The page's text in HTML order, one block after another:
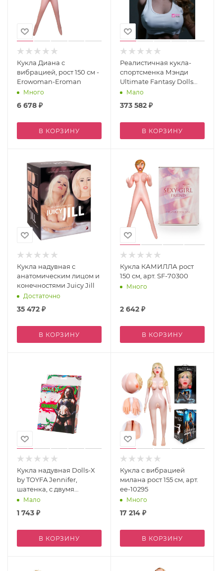
Кукла Диана с
вибрацией, рост 150 см -
Erowoman-Eroman
Много
6 678 ₽
В КОРЗИНУ
Реалистичная кукла-
спортсменка Мэнди
Ultimate Fantasy Dolls
Mandy (166cm)
Мало
373 582 ₽
В КОРЗИНУ
Кукла надувная с
анатомическим лицом и
конечностями Juicy Jill
Достаточно
35 472 ₽
В КОРЗИНУ
Кукла КАМИЛЛА рост
150 см, арт. SF-70300
Много
2 642 ₽
В КОРЗИНУ
Кукла надувная Dolls-X
by TOYFA Jennifer,
шатенка, с двумя
отверстиями, 150 см
Мало
1 743 ₽
В КОРЗИНУ
Кукла с вибрацией
милана рост 155 см, арт.
ee-10295
Много
17 214 ₽
В КОРЗИНУ